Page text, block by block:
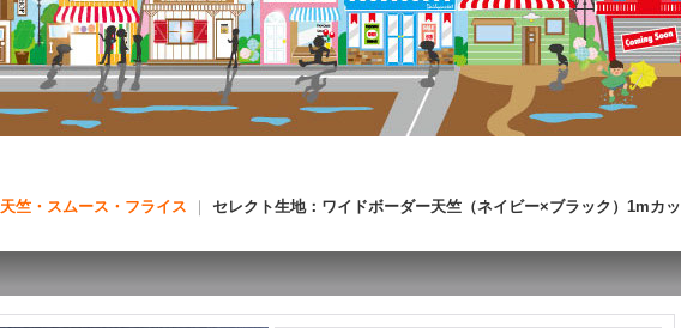
天竺・スムース・フライス
セレクト生地：ワイドボーダー天竺（ネイビー×ブラック）1mカッ